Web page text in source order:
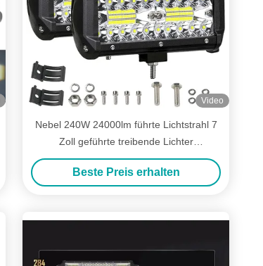
Video
Nebel 240W 24000lm führte Lichtstrahl 7
Zoll geführte treibende Lichter
wasserdichtes Off Road
Beste Preis erhalten